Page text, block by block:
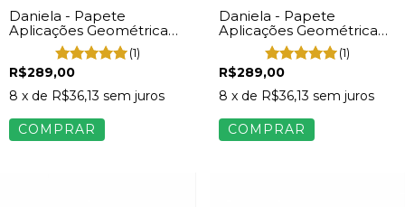
Daniela - Papete
Aplicações Geométrica
Feminina Preto
(1)
R$289,00
8 x de R$36,13 sem juros
COMPRAR
Daniela - Papete
Aplicações Geométrica
Feminina Bege
(1)
R$289,00
8 x de R$36,13 sem juros
COMPRAR